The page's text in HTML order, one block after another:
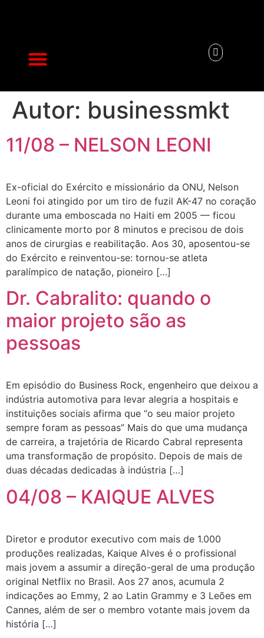
Autor: businessmkt
11/08 – NELSON LEONI
Ex-oficial do Exército e missionário da ONU, Nelson
Leoni foi atingido por um tiro de fuzil AK-47 no coração
durante uma emboscada no Haiti em 2005 — ficou
clinicamente morto por 8 minutos e precisou de dois
anos de cirurgias e reabilitação. Aos 30, aposentou-se
do Exército e reinventou-se: tornou-se atleta
paralímpico de natação, pioneiro […]
Dr. Cabralito: quando o
maior projeto são as
pessoas
Em episódio do Business Rock, engenheiro que deixou a
indústria automotiva para levar alegria a hospitais e
instituições sociais afirma que “o seu maior projeto
sempre foram as pessoas” Mais do que uma mudança
de carreira, a trajetória de Ricardo Cabral representa
uma transformação de propósito. Depois de mais de
duas décadas dedicadas à indústria […]
04/08 – KAIQUE ALVES
Diretor e produtor executivo com mais de 1.000
produções realizadas, Kaique Alves é o profissional
mais jovem a assumir a direção-geral de uma produção
original Netflix no Brasil. Aos 27 anos, acumula 2
indicações ao Emmy, 2 ao Latin Grammy e 3 Leões em
Cannes, além de ser o membro votante mais jovem da
história […]